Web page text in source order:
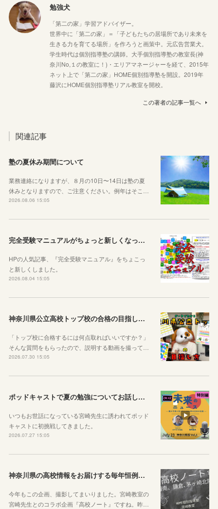
勉強犬
「第二の家」学習アドバイザー。
世界中に「第二の家」＝「子どもたちの居場所であり未来を
生きる力を育てる場所」を作ろうと画策中。元広告営業犬。
学生時代は個別指導塾の講師。大手個別指導塾の教室長(神
奈川No,１の教室に！)・エリアマネージャーを経て、2015年
ネット上で「第二の家」HOME個別指導塾を開設。2019年
藤沢にHOME個別指導塾リアル教室を開校。
この著者の記事一覧へ
関連記事
塾の夏休み期間について
業務連絡になりますが、８月の10日〜14日は塾の夏
休みとなりますので、ご注意ください。例年はそこ…
2026.08.06 15:05
完全受験マニュアルがちょっと新しくなったよ！
HPの人気記事、『完全受験マニュアル』をちょこっ
と新しくしました。
2026.08.04 15:05
神奈川県公立高校トップ校の合格の目指し方について動画をアップしました
「トップ校に合格するには何点取ればいいですか？」
そんな質問をもらったので、説明する動画を撮って…
2026.07.30 15:05
ポッドキャストで夏の勉強についてお話ししています！
いつもお世話になっている宮崎先生に誘われてポッド
キャストに初挑戦してきました。
2026.07.27 15:05
神奈川県の高校情報をお届けする毎年恒例のコラボ企画のお知らせ
今年もこの企画、撮影してまいりました。宮崎教室の
宮崎先生とのコラボ企画『高校ノート』ですね。昨…